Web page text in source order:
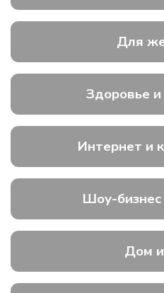
Для
Здоровье
Интернет и
Шоу-бизнес
Дом